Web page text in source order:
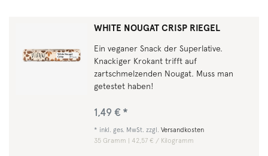
WHITE NOUGAT CRISP RIEGEL
Ein veganer Snack der Superlative.
Knackiger Krokant trifft auf
zartschmelzenden Nougat. Muss man
getestet haben!
1,49 € *
* inkl. ges. MwSt. zzgl.Versandkosten
35 Gramm | 42,57 € / Kilogramm